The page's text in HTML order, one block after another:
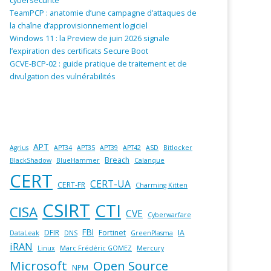
TeamPCP : anatomie d’une campagne d’attaques de
la chaîne d’approvisionnement logiciel
Windows 11 : la Preview de juin 2026 signale
l’expiration des certificats Secure Boot
GCVE-BCP-02 : guide pratique de traitement et de
divulgation des vulnérabilités
Agrius APT APT34 APT35 APT39 APT42 ASD
Bitlocker
BlackShadow
BlueHammer Breach Calanque
CERT CERT-FR CERT-UA Charming Kitten
CISA CSIRT CTI CVE Cyberwarfare
DataLeak DFIR DNS FBI Fortinet GreenPlasma IA
iRAN Linux Marc Frédéric GOMEZ Mercury
Microsoft NPM Open Source